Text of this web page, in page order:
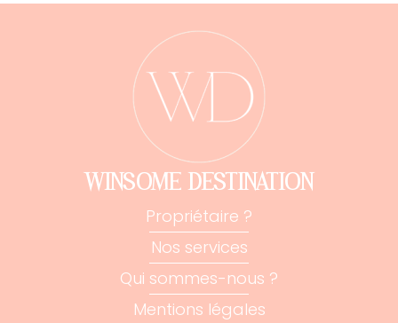
WINSOME DESTINATION
Propriétaire ?
Nos services
Qui sommes-nous ?
Mentions légales